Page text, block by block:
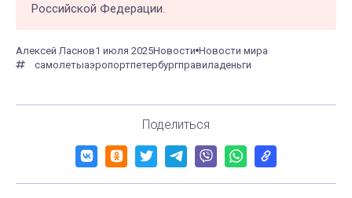
Российской Федерации.
Алексей Ласнов1 июля 2025Новости Новости мира
самолетыаэропортпетербургправиладеньги
Поделиться